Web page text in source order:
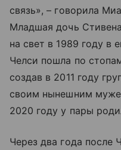
связь», – говорила
Младшая дочь
на свет в 1989 году в
Челси пошла по
создав в 2011 году
своим нынешним
2020 году у пары
Через два года после